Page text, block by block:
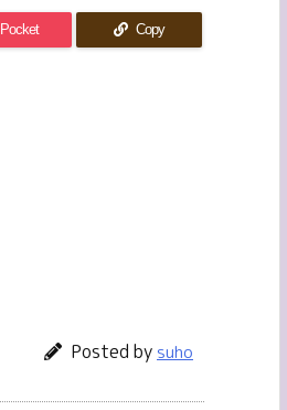
Pocket Copy
Posted by suho